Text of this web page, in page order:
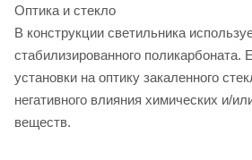
Оптика и стекло
В конструкции светильника
стабилизированного поликарбоната.
установки на оптику закаленного
негативного влияния химических и/
веществ.